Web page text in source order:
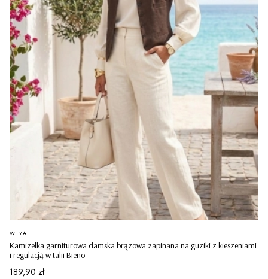
Kamizelka garniturowa damska brązowa zapinana na guziki z kieszeniami
i regulacją w talii Bieno
PRODUCENT
WIYA
Cena
189,90 zł